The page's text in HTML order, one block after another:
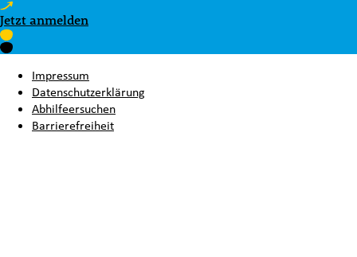
Jetzt anmelden
Impressum
Datenschutzerklärung
Abhilfeersuchen
Barrierefreiheit